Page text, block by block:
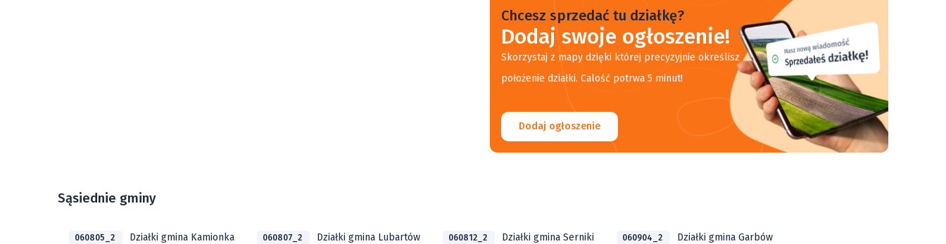
Chcesz sprzedać tu działkę?
Dodaj swoje ogłoszenie!
Skorzystaj z mapy dzięki której precyzyjnie określisz
położenie działki. Calość potrwa 5 minut!
Dodaj ogłoszenie
Sąsiednie gminy
060805_2 Działki gmina Kamionka 060807_2 Działki gmina Lubartów 060812_2 Działki gmina Serniki 060904_2 Działki gmina Garbów